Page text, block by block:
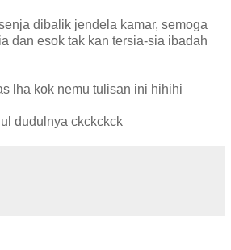
dibalik jendela kamar, semoga
dan esok tak kan tersia-sia ibadah
lha kok nemu tulisan ini hihihi
dudulnya ckckckck